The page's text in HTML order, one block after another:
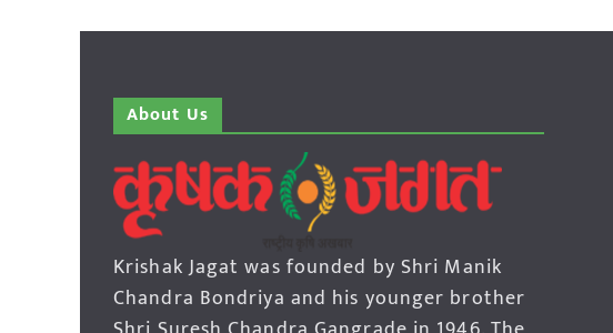
About Us
Krishak Jagat was founded by Shri Manik
Chandra Bondriya and his younger brother